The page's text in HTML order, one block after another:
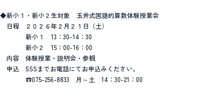
◆新小１・新小２生対象 玉井式国語的算数体験授業会
日程 ２０２６年２月２１日（土）
新小１ 13：30-14：30
新小２ 15：00-16：00
内容 体験授業・説明会・参観
申込 SSSまでお電話にてお申込みください。
☎075-256-8833 月～土 14：30-21：00